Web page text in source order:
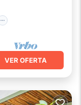
VER OFERTA